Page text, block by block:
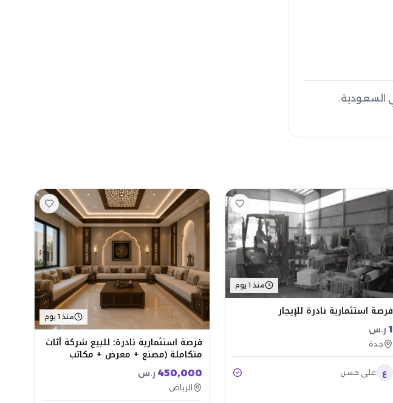
منذ 1 يوم
فرصة استثمارية نادرة للإيجار
1 ر.س
جدة
ع علي حسن
منذ 1 يوم
فرصة استثمارية نادرة: للبيع شركة أثاث
متكاملة (مصنع + معرض + مكاتب
إدارية)
450,000 ر.س
الرياض